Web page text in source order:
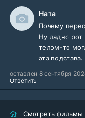
Ната
Почему
Ну ладно рот
телом-то
эта подстава.
оставлен 8 сентября
Ответить
Смотреть фильмы